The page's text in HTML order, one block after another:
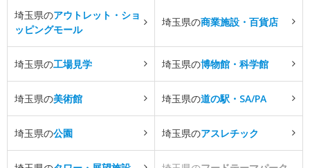
埼玉県のアウトレット・ショ
ッピングモール
埼玉県の商業施設・百貨店
埼玉県の工場見学 埼玉県の博物館・科学館
埼玉県の美術館 埼玉県の道の駅・SA/PA
埼玉県の公園 埼玉県のアスレチック